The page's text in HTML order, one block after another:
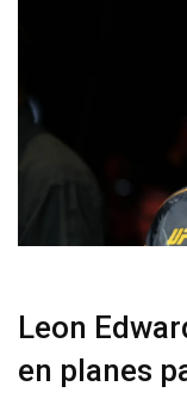
Leon
en planes